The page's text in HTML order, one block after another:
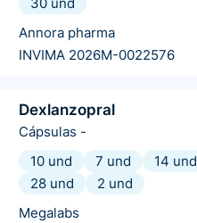
Annora pharma
INVIMA 2026M-0022576
Dexlanzopral
Cápsulas -
10 und
7 und 14 und
28 und
2 und
Megalabs